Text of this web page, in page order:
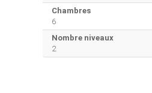
Chambres
6
Nombre niveaux
2